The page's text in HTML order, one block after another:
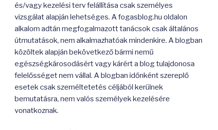
és/vagy kezelési terv felállítása csak személyes
vizsgálat alapján lehetséges. A fogasblog.hu oldalon
alkalom adtán megfogalmazott tanácsok csak általános
útmutatások, nem alkalmazhatóak mindenkire. A blogban
közöltek alapján bekövetkező bármi nemű
egészségkárosodásért vagy kárért a blog tulajdonosa
felelősséget nem vállal. A blogban időnként szereplő
esetek csak személtetetés céljából kerülnek
bemutatásra, nem valós személyek kezelésére
vonatkoznak.